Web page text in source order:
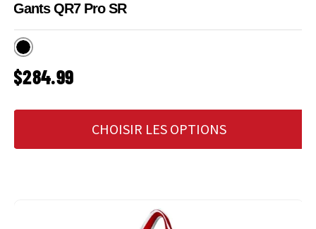
Gants QR7 Pro SR
Noir
PRIX HABITUEL
$284.99
CHOISIR LES OPTIONS